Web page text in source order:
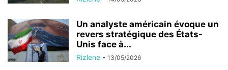
Un analyste américain évoque un
revers stratégique des États-
Unis face à...
Rizlene - 13/05/2026